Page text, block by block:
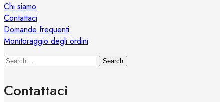
Chi siamo
Contattaci
Domande frequenti
Monitoraggio degli ordini
Search
Contattaci